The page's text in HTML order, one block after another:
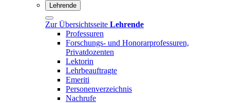
Lehrende
Zur Übersichtsseite Lehrende
Professuren
Forschungs- und Honorarprofessuren,
Privatdozenten
Lektorin
Lehrbeauftragte
Emeriti
Personenverzeichnis
Nachrufe